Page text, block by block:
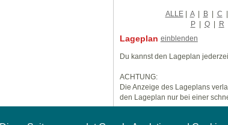
ALLE| A | B | C |
P | Q | R
Lageplan einblenden
Du kannst den Lageplan
ACHTUNG:
Die Anzeige des Lageplans
den Lageplan nur bei einer